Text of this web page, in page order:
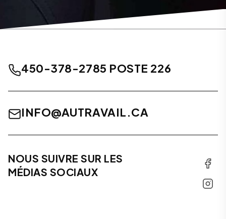
450-378-2785 POSTE 226
INFO@AUTRAVAIL.CA
NOUS SUIVRE SUR LES
MÉDIAS SOCIAUX